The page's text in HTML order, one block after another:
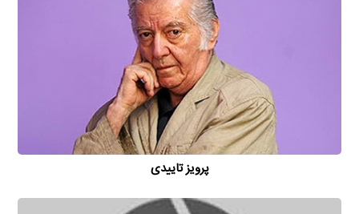
پرویز تاییدی